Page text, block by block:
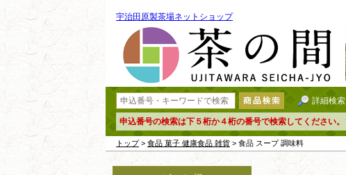
宇治田原製茶場ネットショップ
詳細検索
申込番号の検索は下５桁か４桁の番号で検索してください。
トップ> 食品 菓子 健康食品 雑貨 > 食品 スープ 調味料